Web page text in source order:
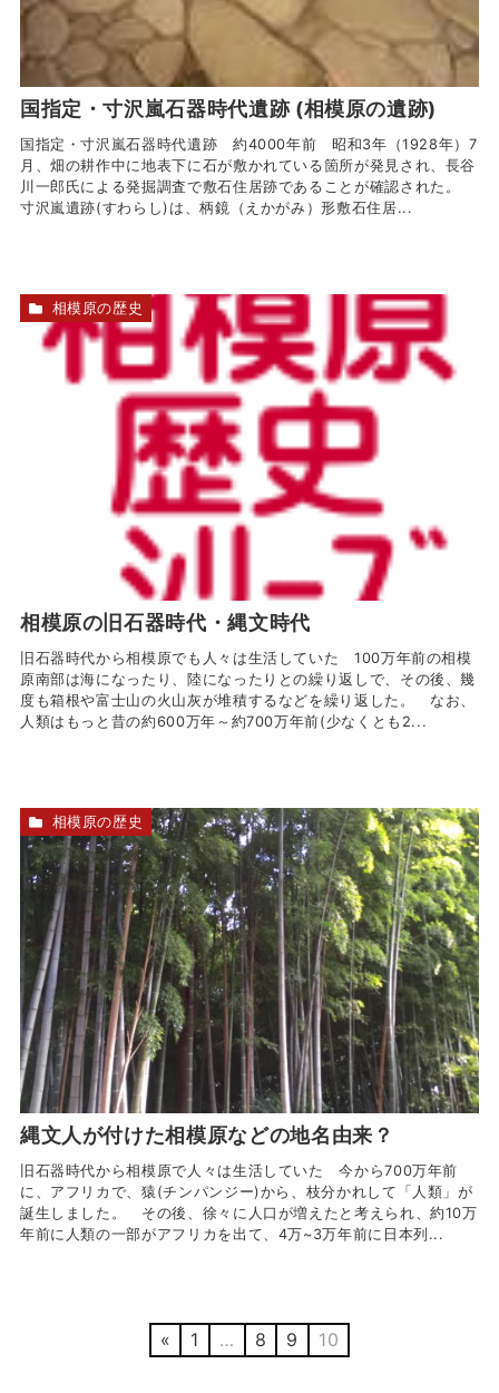
国指定・寸沢嵐石器時代遺跡 (相模原の遺跡)
国指定・寸沢嵐石器時代遺跡 約4000年前 昭和3年（1928年）7
月、畑の耕作中に地表下に石が敷かれている箇所が発見され、長谷
川一郎氏による発掘調査で敷石住居跡であることが確認された。
寸沢嵐遺跡(すわらし)は、柄鏡（えかがみ）形敷石住居...
相模原の旧石器時代・縄文時代
旧石器時代から相模原でも人々は生活していた 100万年前の相模
原南部は海になったり、陸になったりとの繰り返しで、その後、幾
度も箱根や富士山の火山灰が堆積するなどを繰り返した。 なお、
人類はもっと昔の約600万年～約700万年前(少なくとも2...
相模原の歴史
縄文人が付けた相模原などの地名由来？
旧石器時代から相模原で人々は生活していた 今から700万年前
に、アフリカで、猿(チンパンジー)から、枝分かれして「人類」が
誕生しました。 その後、徐々に人口が増えたと考えられ、約10万
年前に人類の一部がアフリカを出て、4万~3万年前に日本列...
相模原の歴史
« 1 … 8 9 10